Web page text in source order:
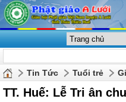
Tin Tức Tuổi trẻ
TT. Huế: Lễ Tri ân